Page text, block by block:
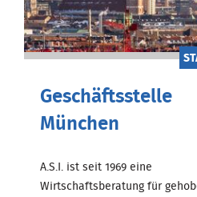
Geschäftsstelle
München
A.S.I. ist seit 1969 eine
Wirtschaftsberatung für